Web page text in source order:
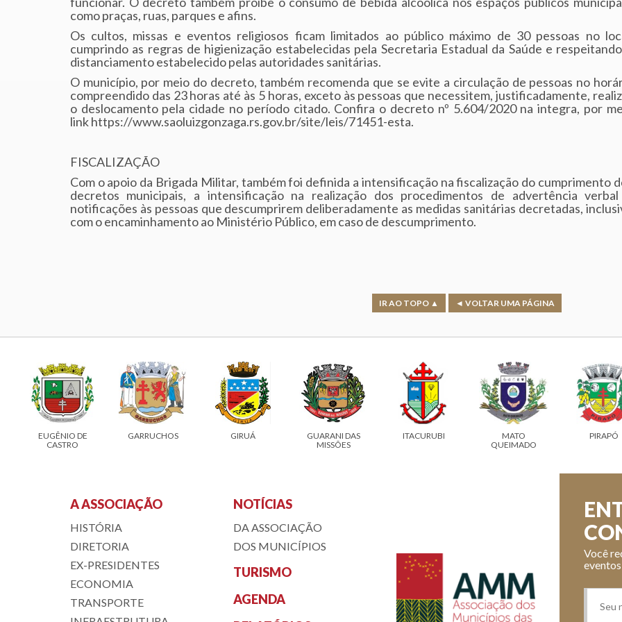
como praças, ruas, parques e afins.
Os cultos, missas e eventos religiosos ficam limitados ao público máximo de 30 pessoas no
cumprindo as regras de higienização estabelecidas pela Secretaria Estadual da Saúde e
distanciamento estabelecido pelas autoridades sanitárias.
O município, por meio do decreto, também recomenda que se evite a circulação de pessoas no
compreendido das 23 horas até às 5 horas, exceto às pessoas que necessitem, justificadamente,
o deslocamento pela cidade no período citado. Confira o decreto nº 5.604/2020 na integra, por
link https://www.saoluizgonzaga.rs.gov.br/site/leis/71451-esta.
FISCALIZAÇÃO
Com o apoio da Brigada Militar, também foi definida a intensificação na fiscalização do cumprimento
decretos municipais, a intensificação na realização dos procedimentos de advertência
notificações às pessoas que descumprirem deliberadamente as medidas sanitárias decretadas,
com o encaminhamento ao Ministério Público, em caso de descumprimento.
IR AO TOPO ▲ ◄ VOLTAR UMA PÁGINA
GARRUCHOS GIRUÁ
GUARANI DAS
ITACURUBI
MATO
PIRAPÓ PORTO
A ASSOCIAÇÃO
HISTÓRIA
DIRETORIA
EX-PRESIDENTES
ECONOMIA
TRANSPORTE
NOTÍCIAS
DA ASSOCIAÇÃO
DOS MUNICÍPIOS
TURISMO
AGENDA
Você